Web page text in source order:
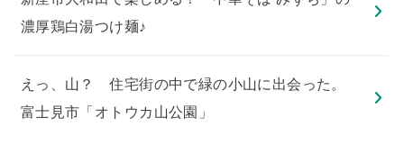
濃厚鶏白湯つけ麺♪
えっ、山？ 住宅街の中で緑の小山に出会った。
富士見市「オトウカ山公園」